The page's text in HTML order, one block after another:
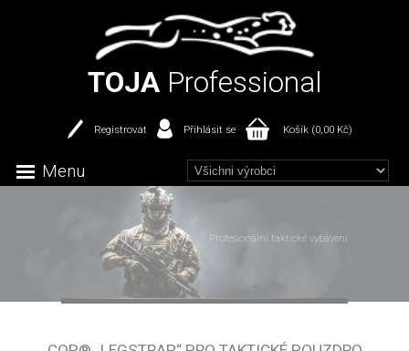
TOJA Professional
Registrovat Přihlásit se Košík (0,00 Kč)
Menu
Profesionální taktické vybavení